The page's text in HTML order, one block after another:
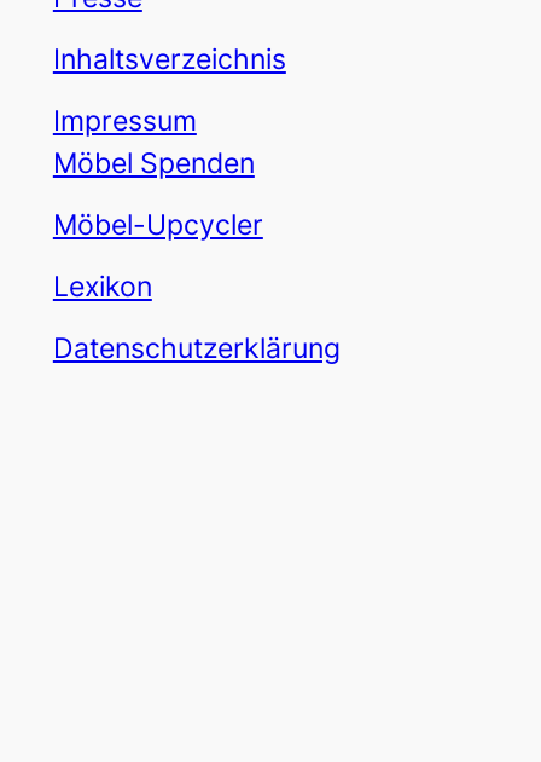
Inhaltsverzeichnis
Impressum
Möbel Spenden
Möbel-Upcycler
Lexikon
Datenschutzerklärung